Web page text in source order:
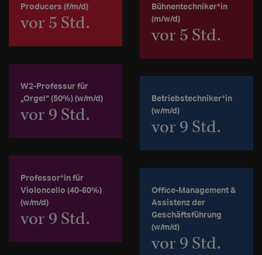
Producers (f/m/d)
vor 5 Std.
Bühnentechniker*in
(m/w/d)
vor 5 Std.
W2-Professur für
„Orgel“ (50%) (w/m/d)
vor 9 Std.
Be­triebs­tech­ni­ker*in
(w/m/d)
vor 9 Std.
Professor*in für
Violoncello (40-60%)
(w/m/d)
vor 9 Std.
Office-Management &
Assistenz der
Geschäftsführung
(w/m/d)
vor 9 Std.